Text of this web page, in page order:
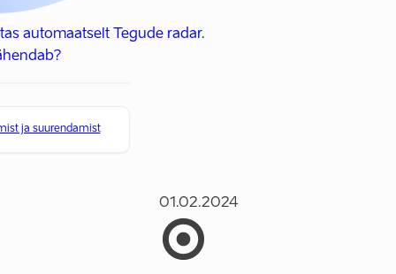
automaatselt Tegude radar.
ja suurendamist
01.02.2024